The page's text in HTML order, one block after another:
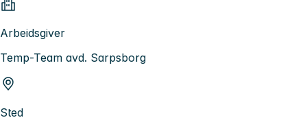
Arbeidsgiver
Temp-Team avd. Sarpsborg
Sted